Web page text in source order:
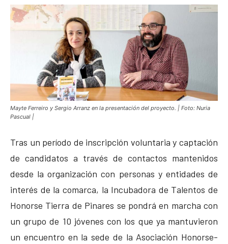
Mayte Ferreiro y Sergio Arranz en la presentación del proyecto. | Foto: Nuria
Pascual |
Tras un período de inscripción voluntaria y captación
de candidatos a través de contactos mantenidos
desde la organización con personas y entidades de
interés de la comarca, la Incubadora de Talentos de
Honorse Tierra de Pinares se pondrá en marcha con
un grupo de 10 jóvenes con los que ya mantuvieron
un encuentro en la sede de la Asociación Honorse-